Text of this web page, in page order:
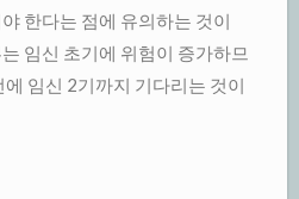
한다는 점에 유의하는 것이
임신 초기에 위험이 증가하므
임신 2기까지 기다리는 것이